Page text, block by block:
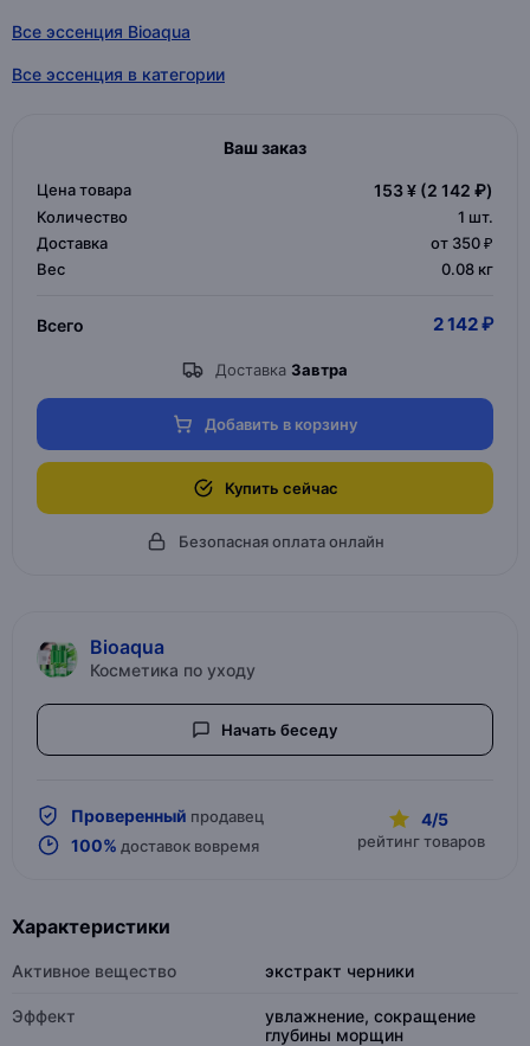
Все эссенция Bioaqua
Все эссенция в категории
Ваш заказ
Цена товара 153 ¥ (2 142 ₽)
Количество 1 шт.
Доставка
от 350 ₽
Вес
0.08 кг
Всего 2 142 ₽
Доставка Завтра
Добавить в корзину
Купить сейчас
Безопасная оплата онлайн
Bioaqua
Косметика по уходу
Начать беседу
Проверенный продавец
100% доставок вовремя
4/5
рейтинг товаров
Характеристики
Активное вещество экстракт черники
Эффект
увлажнение, сокращение
глубины морщин